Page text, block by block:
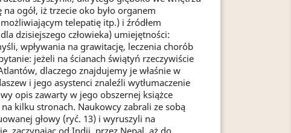
ogół, iż trzecie oko było organem
telepatię itp.) i źródłem
dzisiejszego człowieka) umiejętności:
wpływania na grawitację, leczenia chorób
jeżeli na ścianach świątyń rzeczywiście
dlaczego znajdujemy je właśnie w
i jego asystenci znaleźli wytłumaczenie
opis zawarty w jego obszernej książce
kilku stronach. Naukowcy zabrali ze sobą
głowy (ryć. 13) i wyruszyli na
zaczynając od Indii, przez Nepal, aż do